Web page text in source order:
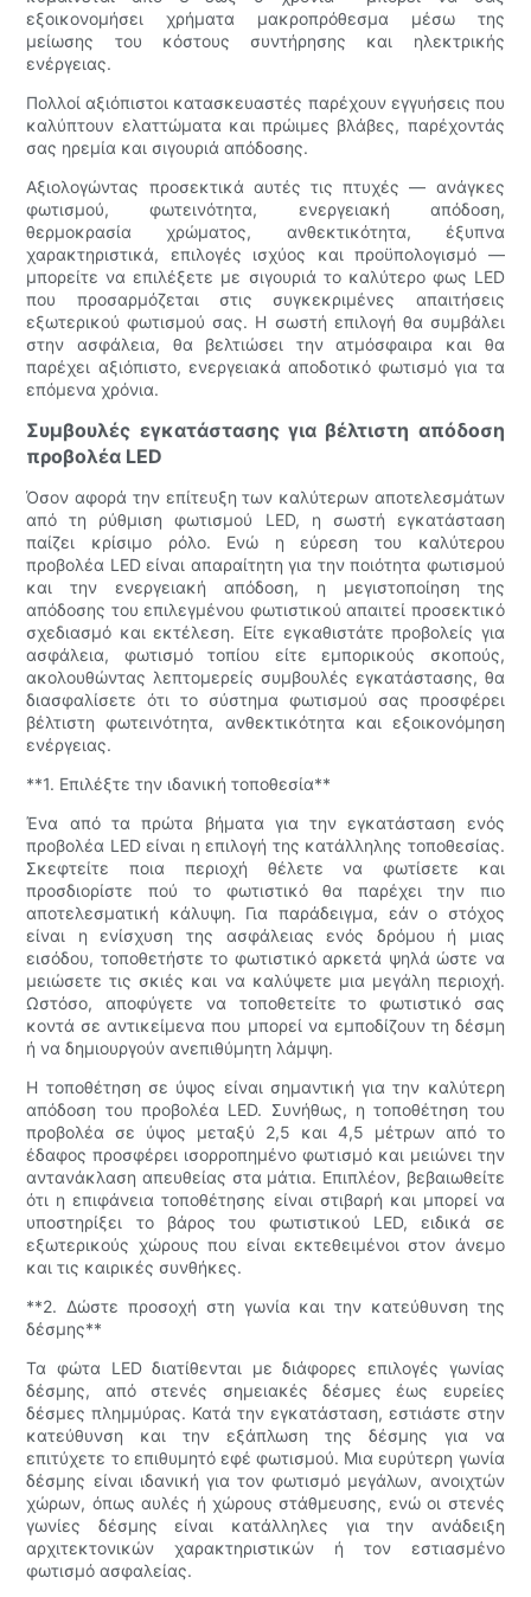
εξοικονομήσει χρήματα μακροπρόθεσμα μέσω της
μείωσης του κόστους συντήρησης και ηλεκτρικής
ενέργειας.
Πολλοί αξιόπιστοι κατασκευαστές παρέχουν εγγυήσεις που
καλύπτουν ελαττώματα και πρώιμες βλάβες, παρέχοντάς
σας ηρεμία και σιγουριά απόδοσης.
Αξιολογώντας προσεκτικά αυτές τις πτυχές — ανάγκες
φωτισμού, φωτεινότητα, ενεργειακή απόδοση,
θερμοκρασία χρώματος, ανθεκτικότητα, έξυπνα
χαρακτηριστικά, επιλογές ισχύος και προϋπολογισμό —
μπορείτε να επιλέξετε με σιγουριά το καλύτερο φως LED
που προσαρμόζεται στις συγκεκριμένες απαιτήσεις
εξωτερικού φωτισμού σας. Η σωστή επιλογή θα συμβάλει
στην ασφάλεια, θα βελτιώσει την ατμόσφαιρα και θα
παρέχει αξιόπιστο, ενεργειακά αποδοτικό φωτισμό για τα
επόμενα χρόνια.
Συμβουλές εγκατάστασης για βέλτιστη απόδοση
προβολέα LED
Όσον αφορά την επίτευξη των καλύτερων αποτελεσμάτων
από τη ρύθμιση φωτισμού LED, η σωστή εγκατάσταση
παίζει κρίσιμο ρόλο. Ενώ η εύρεση του καλύτερου
προβολέα LED είναι απαραίτητη για την ποιότητα φωτισμού
και την ενεργειακή απόδοση, η μεγιστοποίηση της
απόδοσης του επιλεγμένου φωτιστικού απαιτεί προσεκτικό
σχεδιασμό και εκτέλεση. Είτε εγκαθιστάτε προβολείς για
ασφάλεια, φωτισμό τοπίου είτε εμπορικούς σκοπούς,
ακολουθώντας λεπτομερείς συμβουλές εγκατάστασης, θα
διασφαλίσετε ότι το σύστημα φωτισμού σας προσφέρει
βέλτιστη φωτεινότητα, ανθεκτικότητα και εξοικονόμηση
ενέργειας.
**1. Επιλέξτε την ιδανική τοποθεσία**
Ένα από τα πρώτα βήματα για την εγκατάσταση ενός
προβολέα LED είναι η επιλογή της κατάλληλης τοποθεσίας.
Σκεφτείτε ποια περιοχή θέλετε να φωτίσετε και
προσδιορίστε πού το φωτιστικό θα παρέχει την πιο
αποτελεσματική κάλυψη. Για παράδειγμα, εάν ο στόχος
είναι η ενίσχυση της ασφάλειας ενός δρόμου ή μιας
εισόδου, τοποθετήστε το φωτιστικό αρκετά ψηλά ώστε να
μειώσετε τις σκιές και να καλύψετε μια μεγάλη περιοχή.
Ωστόσο, αποφύγετε να τοποθετείτε το φωτιστικό σας
κοντά σε αντικείμενα που μπορεί να εμποδίζουν τη δέσμη
ή να δημιουργούν ανεπιθύμητη λάμψη.
Η τοποθέτηση σε ύψος είναι σημαντική για την καλύτερη
απόδοση του προβολέα LED. Συνήθως, η τοποθέτηση του
προβολέα σε ύψος μεταξύ 2,5 και 4,5 μέτρων από το
έδαφος προσφέρει ισορροπημένο φωτισμό και μειώνει την
αντανάκλαση απευθείας στα μάτια. Επιπλέον, βεβαιωθείτε
ότι η επιφάνεια τοποθέτησης είναι στιβαρή και μπορεί να
υποστηρίξει το βάρος του φωτιστικού LED, ειδικά σε
εξωτερικούς χώρους που είναι εκτεθειμένοι στον άνεμο
και τις καιρικές συνθήκες.
**2. Δώστε προσοχή στη γωνία και την κατεύθυνση της
δέσμης**
Τα φώτα LED διατίθενται με διάφορες επιλογές γωνίας
δέσμης, από στενές σημειακές δέσμες έως ευρείες
δέσμες πλημμύρας. Κατά την εγκατάσταση, εστιάστε στην
κατεύθυνση και την εξάπλωση της δέσμης για να
επιτύχετε το επιθυμητό εφέ φωτισμού. Μια ευρύτερη γωνία
δέσμης είναι ιδανική για τον φωτισμό μεγάλων, ανοιχτών
χώρων, όπως αυλές ή χώρους στάθμευσης, ενώ οι στενές
γωνίες δέσμης είναι κατάλληλες για την ανάδειξη
αρχιτεκτονικών χαρακτηριστικών ή τον εστιασμένο
φωτισμό ασφαλείας.